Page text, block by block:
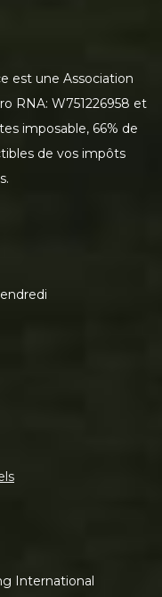
est une Association
RNA: W751226958 et
imposable, 66% de
de vos impôts
International